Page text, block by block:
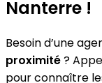
Nanterre !
Besoin d’une
proximité?
pour connaître